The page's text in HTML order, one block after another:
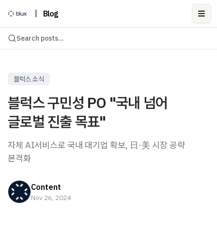
Blog
Search posts...
블럭스 소식
블럭스 구민성 PO "국내 넘어
글로벌 진출 목표"
자체 AI서비스로 국내 대기업 확보, 日·美 시장 공략
본격화
Content
Nov 26, 2024